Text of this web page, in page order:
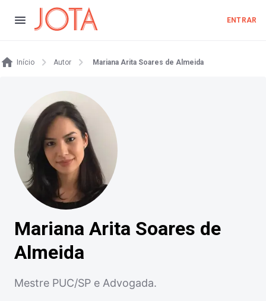
ENTRAR
Início Autor Mariana Arita Soares de Almeida
Mariana Arita Soares de
Almeida
Mestre PUC/SP e Advogada.